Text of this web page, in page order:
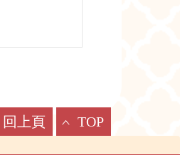
回上頁 TOP